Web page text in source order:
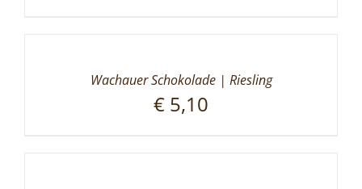
Wachauer Schokolade | Riesling
€ 5,10